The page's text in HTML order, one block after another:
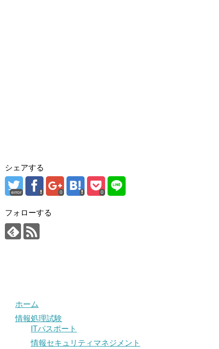
シェアする
error 0 0
フォローする
ホーム
情報処理試験
ITパスポート
情報セキュリティマネジメント